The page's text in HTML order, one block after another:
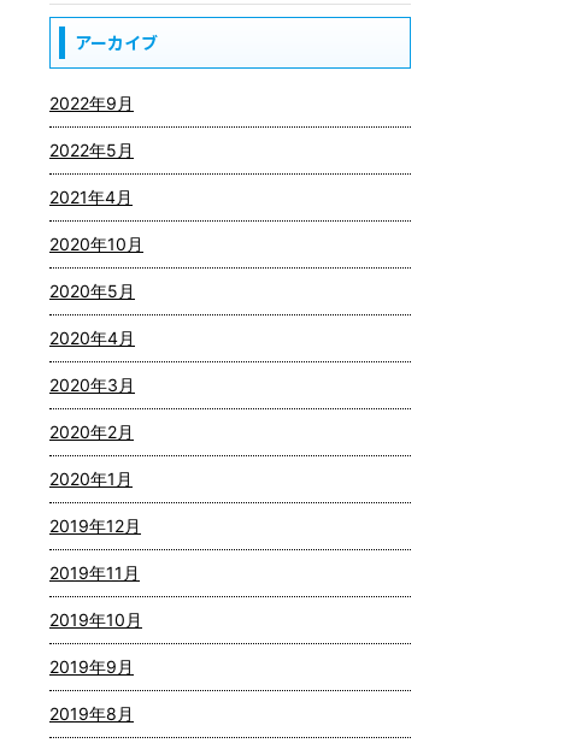
アーカイブ
2022年9月
2022年5月
2021年4月
2020年10月
2020年5月
2020年4月
2020年3月
2020年2月
2020年1月
2019年12月
2019年11月
2019年10月
2019年9月
2019年8月